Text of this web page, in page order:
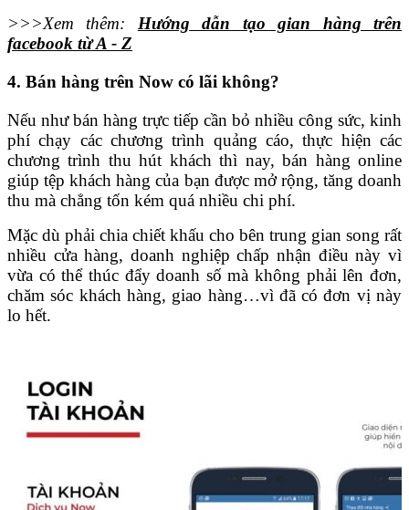
>>>Xem thêm: Hướng dẫn tạo gian hàng trên
facebook từ A - Z
4. Bán hàng trên Now có lãi không?
Nếu như bán hàng trực tiếp cần bỏ nhiều công sức, kinh
phí chạy các chương trình quảng cáo, thực hiện các
chương trình thu hút khách thì nay, bán hàng online
giúp tệp khách hàng của bạn được mở rộng, tăng doanh
thu mà chẳng tốn kém quá nhiều chi phí.
Mặc dù phải chia chiết khấu cho bên trung gian song rất
nhiều cửa hàng, doanh nghiệp chấp nhận điều này vì
vừa có thể thúc đẩy doanh số mà không phải lên đơn,
chăm sóc khách hàng, giao hàng…vì đã có đơn vị này
lo hết.